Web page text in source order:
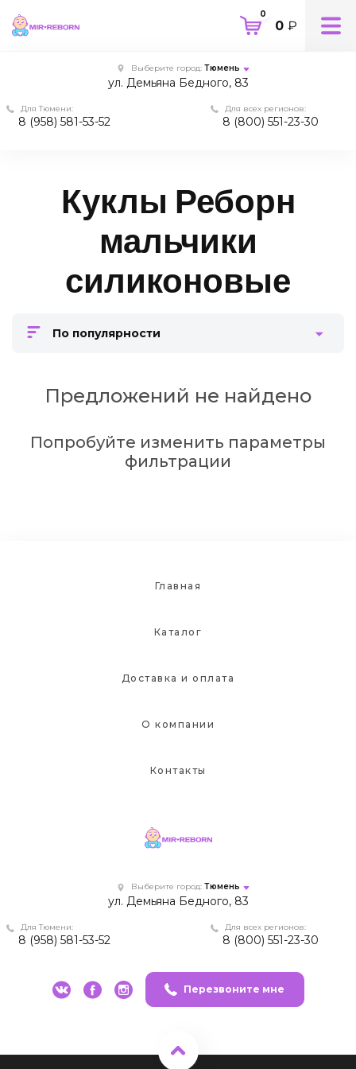
0
0 ₽
Выберите город: Тюмень
ул. Демьяна Бедного, 83
Для всех регионов:
8 (800) 551-23-30
Для Тюмени:
8 (958) 581-53-52
Куклы Реборн
мальчики
силиконовые
По популярности
Предложений не найдено
Попробуйте изменить параметры
фильтрации
Главная
Каталог
Доставка и оплата
О компании
Контакты
Выберите город: Тюмень
ул. Демьяна Бедного, 83
Для всех регионов:
8 (800) 551-23-30
Для Тюмени:
8 (958) 581-53-52
Перезвоните мне